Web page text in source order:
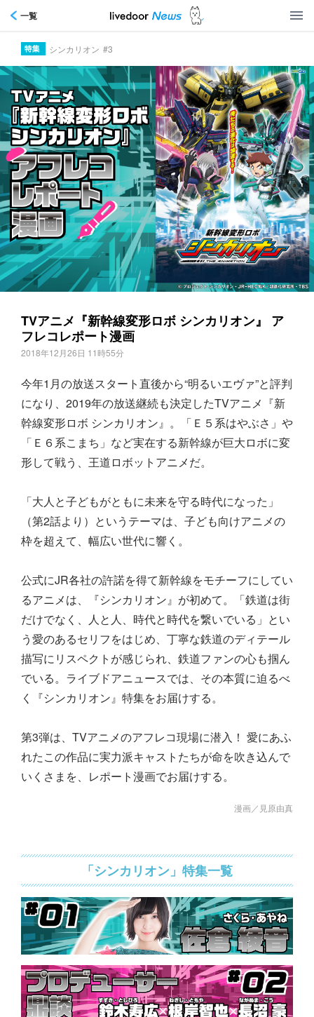
一覧
シンカリオン #3
TVアニメ『新幹線変形ロボ シンカリオン』 ア
フレコレポート漫画
2018年12月26日 11時55分
今年1月の放送スタート直後から“明るいエヴァ”と評判
になり、2019年の放送継続も決定したTVアニメ『新
幹線変形ロボ シンカリオン』。「Ｅ５系はやぶさ」や
「Ｅ６系こまち」など実在する新幹線が巨大ロボに変
形して戦う、王道ロボットアニメだ。
「大人と子どもがともに未来を守る時代になった」
（第2話より）というテーマは、子ども向けアニメの
枠を超えて、幅広い世代に響く。
公式にJR各社の許諾を得て新幹線をモチーフにしてい
るアニメは、『シンカリオン』が初めて。「鉄道は街
だけでなく、人と人、時代と時代を繋いでいる」とい
う愛のあるセリフをはじめ、丁寧な鉄道のディテール
描写にリスペクトが感じられ、鉄道ファンの心も掴ん
でいる。ライブドアニュースでは、その本質に迫るべ
く『シンカリオン』特集をお届けする。
第3弾は、TVアニメのアフレコ現場に潜入！ 愛にあふ
れたこの作品に実力派キャストたちが命を吹き込んで
いくさまを、レポート漫画でお届けする。
漫画／見原由真
「シンカリオン」特集一覧